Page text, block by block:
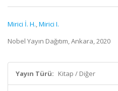
Mirici İ. H.,Mirici I.
Nobel Yayın Dağıtım, Ankara, 2020
Yayın Türü: Kitap / Diğer